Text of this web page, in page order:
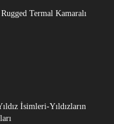
Termal Kamaralı
İsimleri-Yıldızların